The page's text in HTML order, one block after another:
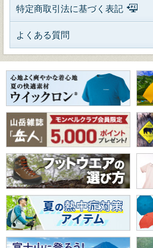
特定商取引法に基づく表記
よくある質問